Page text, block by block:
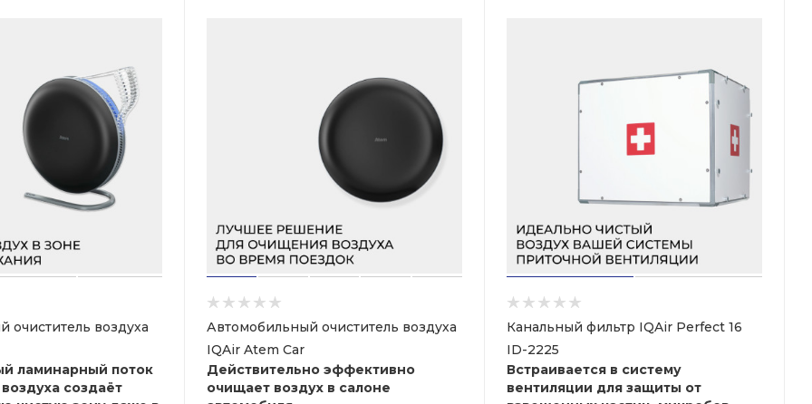
очиститель воздуха
ламинарный поток
создаёт
Автомобильный очиститель воздуха
IQAir Atem Car
Действительно эффективно
очищает воздух в салоне
Канальный фильтр IQAir Perfect 16
ID-2225
Встраивается в систему
вентиляции для защиты от